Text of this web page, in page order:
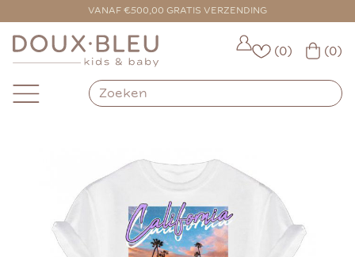
VANAF €500,00 GRATIS VERZENDING
(0) (0)